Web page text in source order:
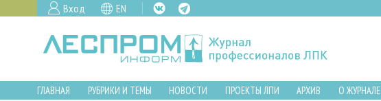
Вход EN
ГЛАВНАЯ РУБРИКИ И ТЕМЫ НОВОСТИ ПРОЕКТЫ ЛПИ АРХИВ О ЖУРНАЛЕ